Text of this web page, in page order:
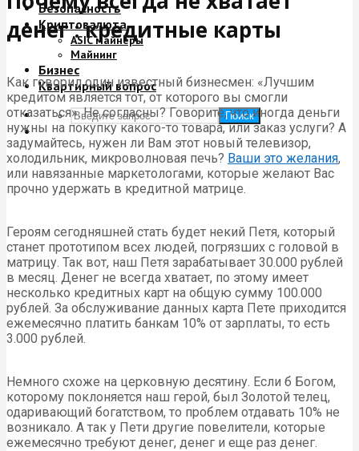
Безопасность
Криптовалюта
ASIC майнеры
Майнинг
Бизнес
Квартирный вопрос
Поиск
денег : кредитные карты
Как говорил один известный бизнесмен: «Лучшим
кредитом является тот, от которого вы смогли
отказаться». Не согласны? Говорите, что иногда деньги
нужны на покупку какого-то товара, или заказ услуги? А
задумайтесь, нужен ли Вам этот новый телевизор,
холодильник, микроволновая печь? Ваши это желания,
или навязанные маркетологами, которые желают Вас
прочно удержать в кредитной матрице.
Героям сегодняшней стать будет некий Петя, который
станет прототипом всех людей, погрязших с головой в
матрицу. Так вот, наш Петя зарабатывает 30.000 рублей
в месяц. Денег не всегда хватает, по этому имеет
несколько кредитных карт на общую сумму 100.000
рублей. За обслуживание данных карта Пете приходится
ежемесячно платить банкам 10% от зарплаты, то есть
3.000 рублей.
Немного схоже на церковную десятину. Если б Богом,
которому поклоняется наш герой, был Золотой телец,
одаривающий богатством, то проблем отдавать 10% не
возникало. А так у Пети другие повелители, которые
ежемесячно требуют денег, денег и еще раз денег.